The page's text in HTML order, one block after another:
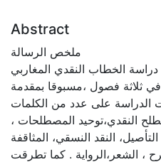
Abstract
ملخص الرسالة
الخطاب النقدي المغاربي
ثلاثة فصول ،مسبوقا بمقدمة
الدراسة على عدد من الكلمات
النقدي،توحيد المصطلحات ،
النقد النسقي، المثاقفة
، الشعر،الرواية . كما تطرقت